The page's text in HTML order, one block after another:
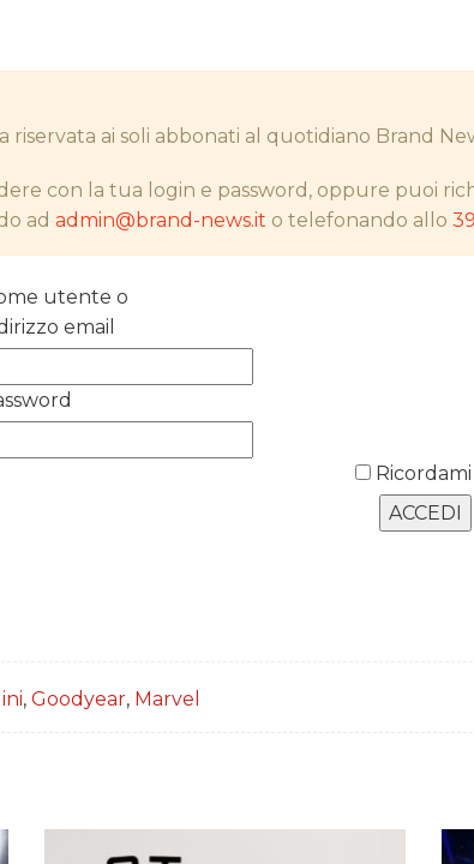
PREVISIONI/SCENARI
riservata ai soli abbonati al quotidiano Brand
con la tua login e password, oppure puoi
adadmin@brand-news.it o telefonando allo
utente o
email
Ricordami
, Goodyear, Marvel